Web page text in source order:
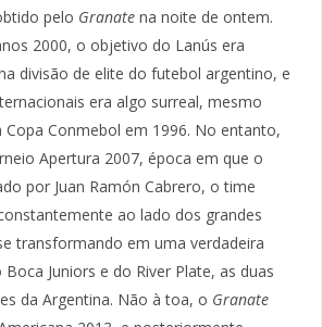
pelo Granate na noite de ontem.
2000, o objetivo do Lanús era
divisão de elite do futebol argentino, e
era algo surreal, mesmo
Conmebol em 1996. No entanto,
Apertura 2007, época em que o
por Juan Ramón Cabrero, o time
ao lado dos grandes
transformando em uma verdadeira
Juniors e do River Plate, as duas
da Argentina. Não à toa, o Granate